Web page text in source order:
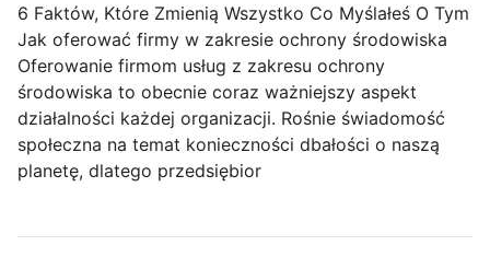
6 Faktów, Które Zmienią Wszystko Co Myślałeś O Tym
Jak oferować firmy w zakresie ochrony środowiska
Oferowanie firmom usług z zakresu ochrony
środowiska to obecnie coraz ważniejszy aspekt
działalności każdej organizacji. Rośnie świadomość
społeczna na temat konieczności dbałości o naszą
planetę, dlatego przedsiębior